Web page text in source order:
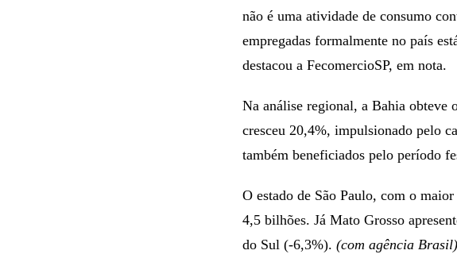
não é uma atividade de consumo
empregadas formalmente no país
destacou a FecomercioSP, em nota.
Na análise regional, a Bahia obteve
cresceu 20,4%, impulsionado pelo
também beneficiados pelo período
O estado de São Paulo, com o
4,5 bilhões. Já Mato Grosso
do Sul (-6,3%). (com agência Brasil)